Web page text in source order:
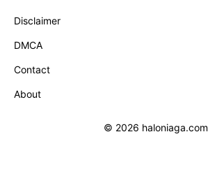
Disclaimer
DMCA
Contact
About
© 2026 haloniaga.com